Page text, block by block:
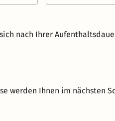
nach Ihrer
werden Ihnen im nächsten